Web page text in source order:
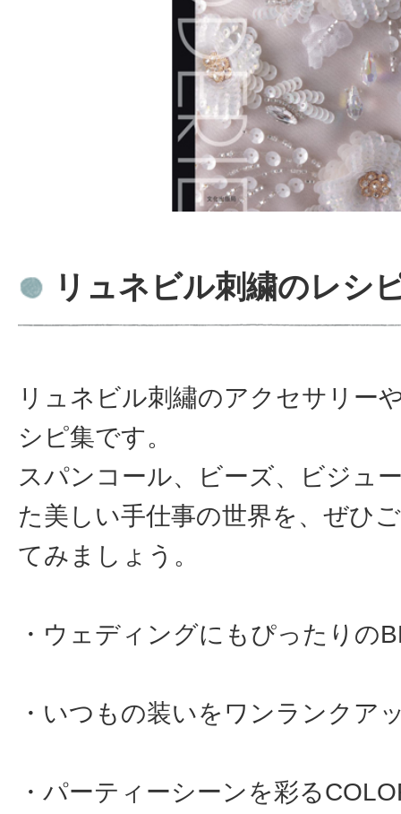
リュネビル刺繍のレシ
リュネビル刺繡のアクセサリー
シピ集です。
スパンコール、ビーズ、ビジュ
た美しい手仕事の世界を、ぜひ
てみましょう。
・ウェディングにもぴったりの
・いつもの装いをワンランクア
・パーティーシーンを彩る